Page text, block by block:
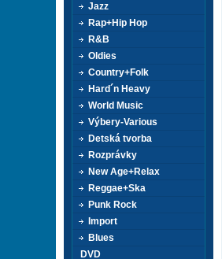
Jazz
Rap+Hip Hop
R&B
Oldies
Country+Folk
Hard´n Heavy
World Music
Výbery-Various
Detská tvorba
Rozprávky
New Age+Relax
Reggae+Ska
Punk Rock
Import
Blues
DVD